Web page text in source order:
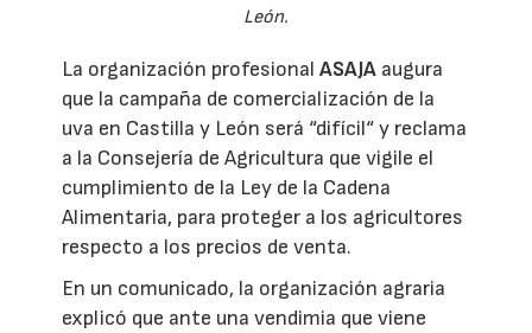
León.
La organización profesionalASAJA augura
que la campaña de comercialización de la
uva en Castilla y León será “difícil“ y reclama
a la Consejería de Agricultura que vigile el
cumplimiento de la Ley de la Cadena
Alimentaria, para proteger a los agricultores
respecto a los precios de venta.
En un comunicado, la organización agraria
explicó que ante una vendimia que viene